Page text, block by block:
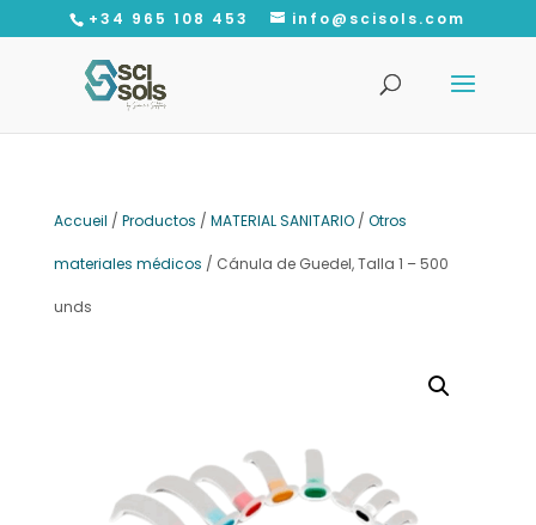
+34 965 108 453 info@scisols.com
Recherche
de
produits
Accueil / Productos / MATERIAL SANITARIO/ Otros
materiales médicos / Cánula de Guedel, Talla 1 – 500
unds